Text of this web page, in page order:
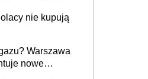
nie kupują
Warszawa
nowe